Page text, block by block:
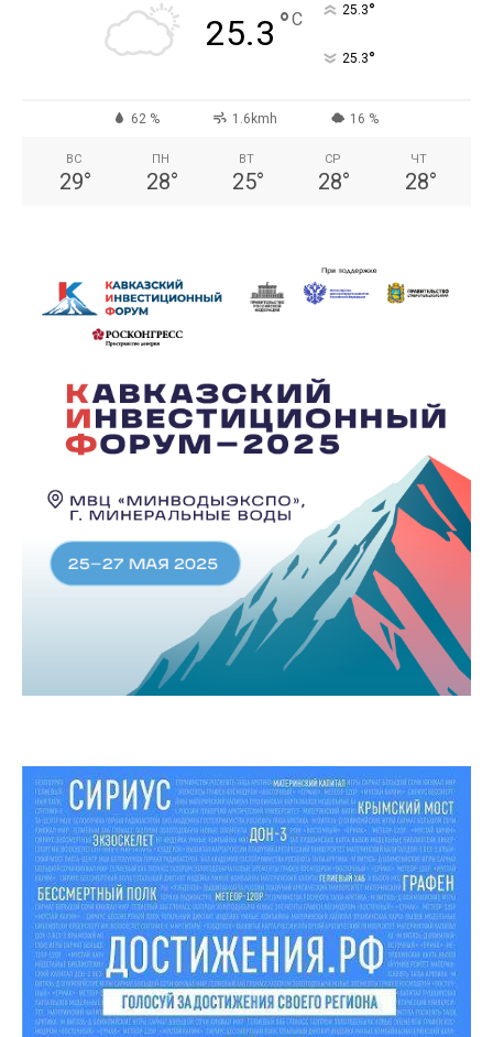
25.3 °C 25.3°
25.3°
62 % 1.6kmh 16 %
ВС
29°
ПН
28°
ВТ
25°
СР
28°
ЧТ
28°